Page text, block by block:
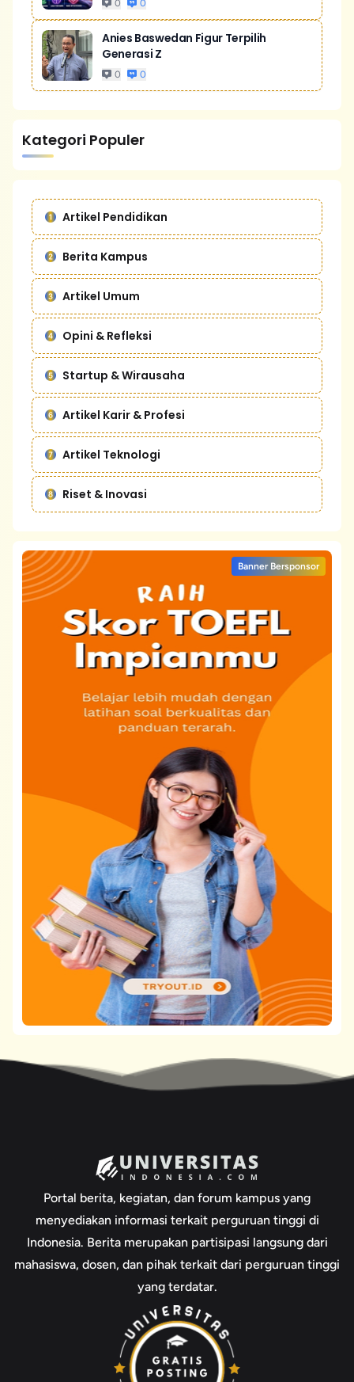
0 0
Anies Baswedan Figur Terpilih
Generasi Z
0 0
Kategori Populer
Artikel Pendidikan
Berita Kampus
Artikel Umum
Opini & Refleksi
Startup & Wirausaha
Artikel Karir & Profesi
Artikel Teknologi
Riset & Inovasi
Banner Bersponsor
Portal berita, kegiatan, dan forum kampus yang
menyediakan informasi terkait perguruan tinggi di
Indonesia. Berita merupakan partisipasi langsung dari
mahasiswa, dosen, dan pihak terkait dari perguruan tinggi
yang terdatar.